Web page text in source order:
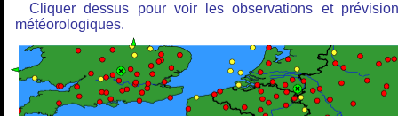
Cliquer dessus pour voir les observations et
météorologiques.